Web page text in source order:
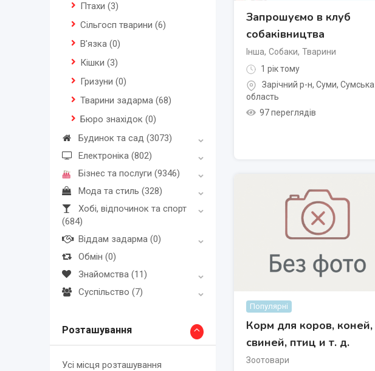
Птахи (3)
Сільгосп тварини (6)
В'язка (0)
Кішки (3)
Гризуни (0)
Тварини задарма (68)
Бюро знахідок (0)
Будинок та сад (3073)
Електроніка (802)
Бізнес та послуги (9346)
Мода та стиль (328)
Хобі, відпочинок та спорт
(684)
Віддам задарма (0)
Обмін (0)
Знайомства (11)
Суспільство (7)
Розташування
Усі місця розташування
Запрошуємо в клуб
собаківництва
Інша, Собаки, Тварини
1 рік тому
Зарічний р-н, Суми, Сумська
область
97 переглядів
Популярні
Корм для коров, коней,
свиней, птиц и т. д.
Зоотовари